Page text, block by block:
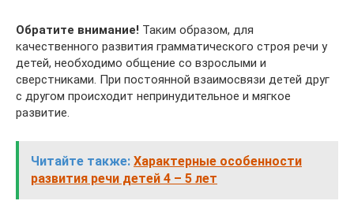
Обратите внимание! Таким образом, для
качественного развития грамматического строя речи у
детей, необходимо общение со взрослыми и
сверстниками. При постоянной взаимосвязи детей друг
с другом происходит непринудительное и мягкое
развитие.
Читайте также: Характерные особенности
развития речи детей 4 – 5 лет